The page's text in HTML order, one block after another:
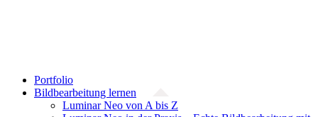
Portfolio
Bildbearbeitung lernen
Luminar Neo von A bis Z